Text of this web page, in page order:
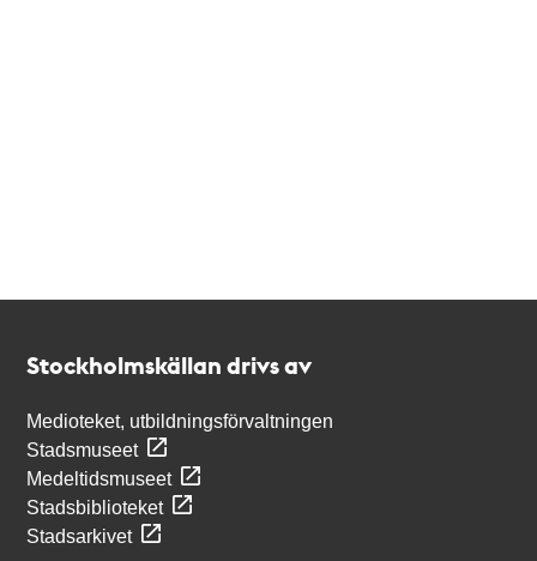
Stockholmskällan drivs av
Medioteket, utbildningsförvaltningen
Stadsmuseet
Medeltidsmuseet
Stadsbiblioteket
Stadsarkivet